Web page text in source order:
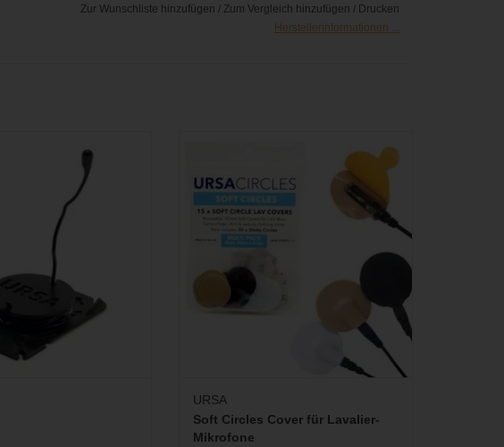
Zur Wunschliste hinzufügen / Zum Vergleich hinzufügen / Drucken
Herstellerinformationen ...
HINZUFÜGEN
Reduzierung von Wind- und
Raschelgeräuschen - Multi Pack (15 Stück)
ZUM WARENKORB HINZUFÜGEN
URSA
Soft Circles Cover für Lavalier-
Mikrofone